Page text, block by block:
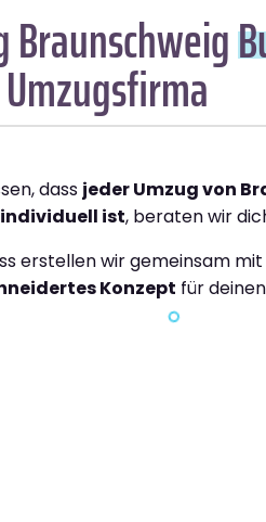
Braunschweig
dass jeder Umzug von
ist, beraten wir
erstellen wir gemeinsam
Konzept für